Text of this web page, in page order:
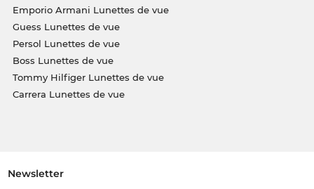
Emporio Armani Lunettes de vue
Guess Lunettes de vue
Persol Lunettes de vue
Boss Lunettes de vue
Tommy Hilfiger Lunettes de vue
Carrera Lunettes de vue
Newsletter